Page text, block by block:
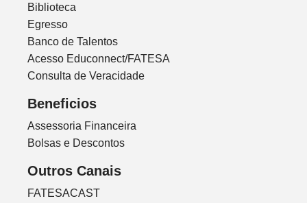
Biblioteca
Egresso
Banco de Talentos
Acesso Educonnect/FATESA
Consulta de Veracidade
Beneficios
Assessoria Financeira
Bolsas e Descontos
Outros Canais
FATESACAST